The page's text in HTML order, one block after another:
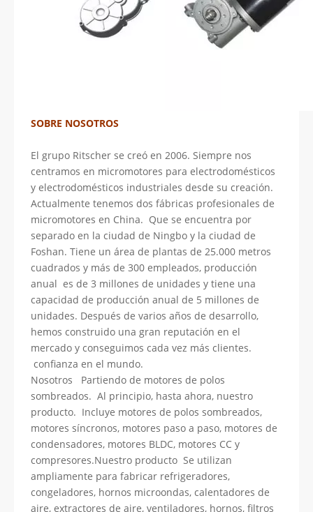
SOBRE NOSOTROS
El grupo Ritscher se creó en 2006. Siempre nos
centramos en micromotores para electrodomésticos
y electrodomésticos industriales desde su creación.
Actualmente tenemos dos fábricas profesionales de
micromotores en China. Que se encuentra por
separado en la ciudad de Ningbo y la ciudad de
Foshan. Tiene un área de plantas de 25.000 metros
cuadrados y más de 300 empleados, producción
anual es de 3 millones de unidades y tiene una
capacidad de producción anual de 5 millones de
unidades. Después de varios años de desarrollo,
hemos construido una gran reputación en el
mercado y conseguimos cada vez más clientes.
confianza en el mundo.
Nosotros Partiendo de motores de polos
sombreados. Al principio, hasta ahora, nuestro
producto. Incluye motores de polos sombreados,
motores síncronos, motores paso a paso, motores de
condensadores, motores BLDC, motores CC y
compresores.Nuestro producto Se utilizan
ampliamente para fabricar refrigeradores,
congeladores, hornos microondas, calentadores de
aire, extractores de aire, ventiladores, hornos, filtros